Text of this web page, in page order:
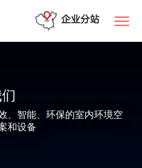
企业分站
、智能、环保的室内环境空
和设备